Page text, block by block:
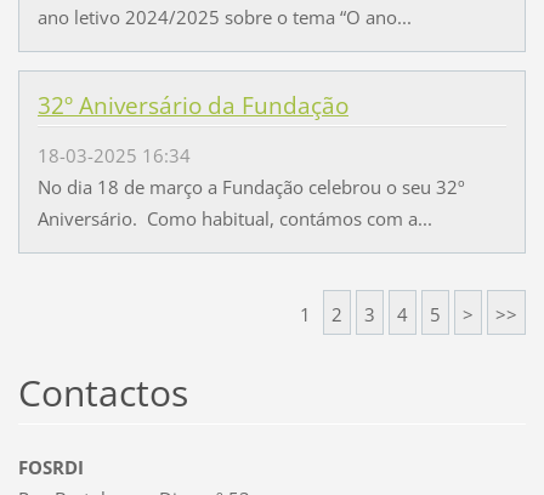
ano letivo 2024/2025 sobre o tema “O ano...
32º Aniversário da Fundação
18-03-2025 16:34
No dia 18 de março a Fundação celebrou o seu 32º
Aniversário. Como habitual, contámos com a...
1 2 3 4 5 > >>
Contactos
FOSRDI